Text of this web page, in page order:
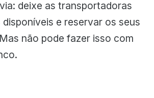
deixe as transportadoras
e reservar os seus
não pode fazer isso com